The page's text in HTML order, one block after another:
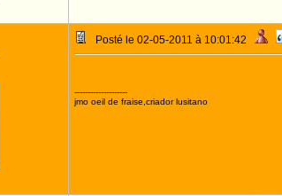
Posté le 02-05-2011 à 10:01:42
--------------------
jmo oeil de fraise,criador lusitano